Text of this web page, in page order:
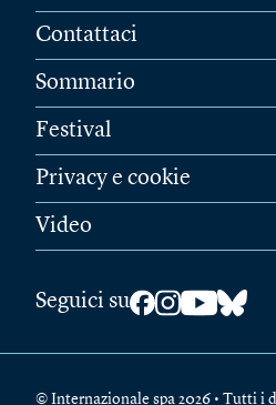
Contattaci
Sommario
Festival
Privacy e cookie
Video
Seguici su
© Internazionale spa 2026 • Tutti i